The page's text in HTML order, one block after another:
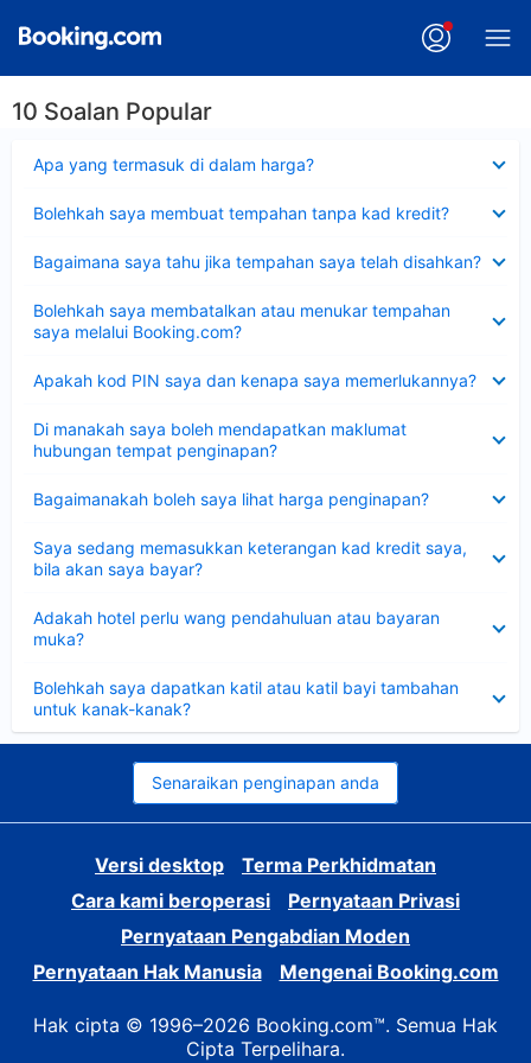
10 Soalan Popular
Apa yang termasuk di dalam harga?
Bolehkah saya membuat tempahan tanpa kad kredit?
Bagaimana saya tahu jika tempahan saya telah disahkan?
Bolehkah saya membatalkan atau menukar tempahan
saya melalui Booking.com?
Apakah kod PIN saya dan kenapa saya memerlukannya?
Di manakah saya boleh mendapatkan maklumat
hubungan tempat penginapan?
Bagaimanakah boleh saya lihat harga penginapan?
Saya sedang memasukkan keterangan kad kredit saya,
bila akan saya bayar?
Adakah hotel perlu wang pendahuluan atau bayaran
muka?
Bolehkah saya dapatkan katil atau katil bayi tambahan
untuk kanak-kanak?
Senaraikan penginapan anda
Versi desktop
Terma Perkhidmatan
Cara kami beroperasi
Pernyataan Privasi
Pernyataan Pengabdian Moden
Pernyataan Hak Manusia
Mengenai Booking.com
Hak cipta © 1996–2026 Booking.com™. Semua Hak
Cipta Terpelihara.